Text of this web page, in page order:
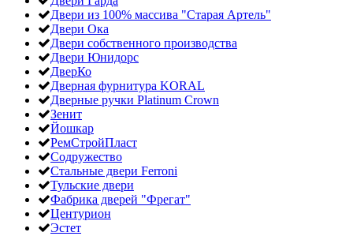
Двери из 100% массива "Старая Артель"
Двери Ока
Двери собственного производства
Двери Юнидорс
ДверКо
Дверная фурнитура KORAL
Дверные ручки Platinum Crown
Зенит
Йошкар
РемСтройПласт
Содружество
Стальные двери Ferroni
Тульские двери
Фабрика дверей "Фрегат"
Центурион
Эстет